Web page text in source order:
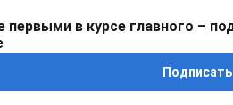
первыми в курсе главного –